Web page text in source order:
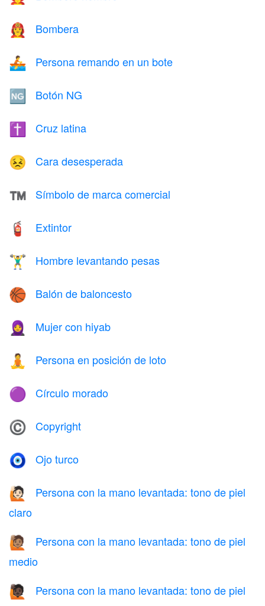
👩‍🚒 Bombera
🚣 Persona remando en un bote
🆖 Botón NG
✝️ Cruz latina
😣 Cara desesperada
™️ Símbolo de marca comercial
🧯 Extintor
🏋️‍♂️ Hombre levantando pesas
🏀 Balón de baloncesto
🧕 Mujer con hiyab
🧘 Persona en posición de loto
🟣 Círculo morado
©️ Copyright
🧿 Ojo turco
🙋🏻
Persona con la mano levantada: tono de piel
claro
🙋🏽
Persona con la mano levantada: tono de piel
medio
🙋🏿
Persona con la mano levantada: tono de piel